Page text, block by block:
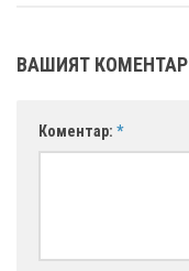
ВАШИЯТ КОМЕНТАР
Коментар: *